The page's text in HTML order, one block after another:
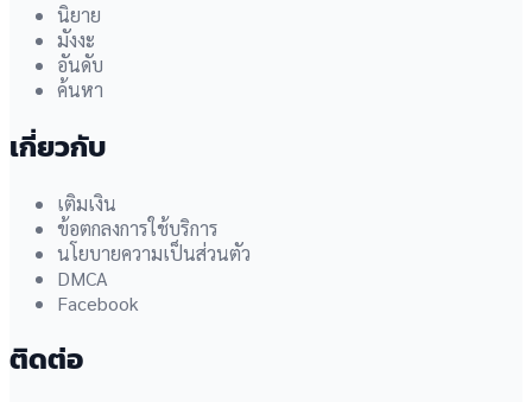
นิยาย
มังงะ
อันดับ
ค้นหา
เกี่ยวกับ
เติมเงิน
ข้อตกลงการใช้บริการ
นโยบายความเป็นส่วนตัว
DMCA
Facebook
ติดต่อ